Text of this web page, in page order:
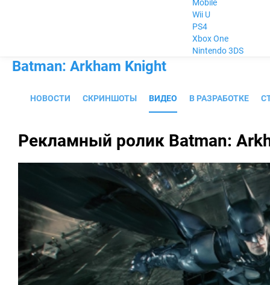
Mobile
Wii U
PS4
Xbox One
Nintendo 3DS
Batman: Arkham Knight
НОВОСТИ СКРИНШОТЫ ВИДЕО В РАЗРАБОТКЕ
Рекламный ролик Batman: